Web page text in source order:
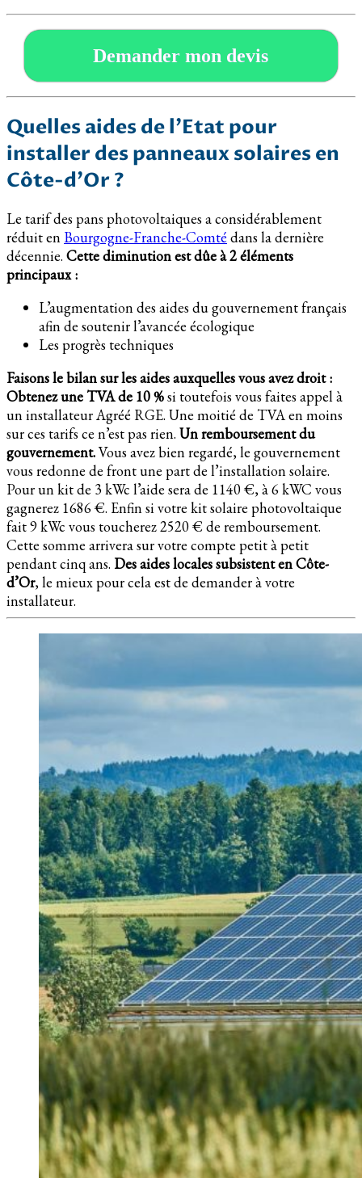
Demander mon devis
Quelles aides de l’Etat pour
installer des panneaux solaires en
Côte-d’Or ?
Le tarif des pans photovoltaiques a considérablement
réduit enBourgogne-Franche-Comté dans la dernière
décennie. Cette diminution est dûe à 2 éléments
principaux :
L’augmentation des aides du gouvernement français
afin de soutenir l’avancée écologique
Les progrès techniques
Faisons le bilan sur les aides auxquelles vous avez droit :
Obtenez une TVA de 10 %si toutefois vous faites appel à
un installateur Agréé RGE. Une moitié de TVA en moins
sur ces tarifs ce n’est pas rien. Un remboursement du
gouvernement.Vous avez bien regardé, le gouvernement
vous redonne de front une part de l’installation solaire.
Pour un kit de 3 kWc l’aide sera de 1140 €, à 6 kWC vous
gagnerez 1686 €. Enfin si votre kit solaire photovoltaique
fait 9 kWc vous toucherez 2520 € de remboursement.
Cette somme arrivera sur votre compte petit à petit
pendant cinq ans. Des aides locales subsistent en Côte-
d’Or, le mieux pour cela est de demander à votre
installateur.